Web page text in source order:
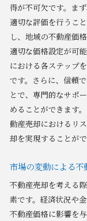
不動産売却
管理
売却プロセスで
売却におけ
物件見学時
オンライン
保
契約時の
セキュリテ
不動産売却
不動産売却に伴
売却に関連
不動産売買
得が不可欠です。ま
適切な評価を行うこ
し、地域の不動産価
適切な価格設定が可
における各ステップ
です。さらに、信頼
とで、専門的なサポ
めることができます
動産売却におけるリ
却を実現することがで
市場の変動による
不動産売却を考える
素です。経済状況や
不動産価格に影響を